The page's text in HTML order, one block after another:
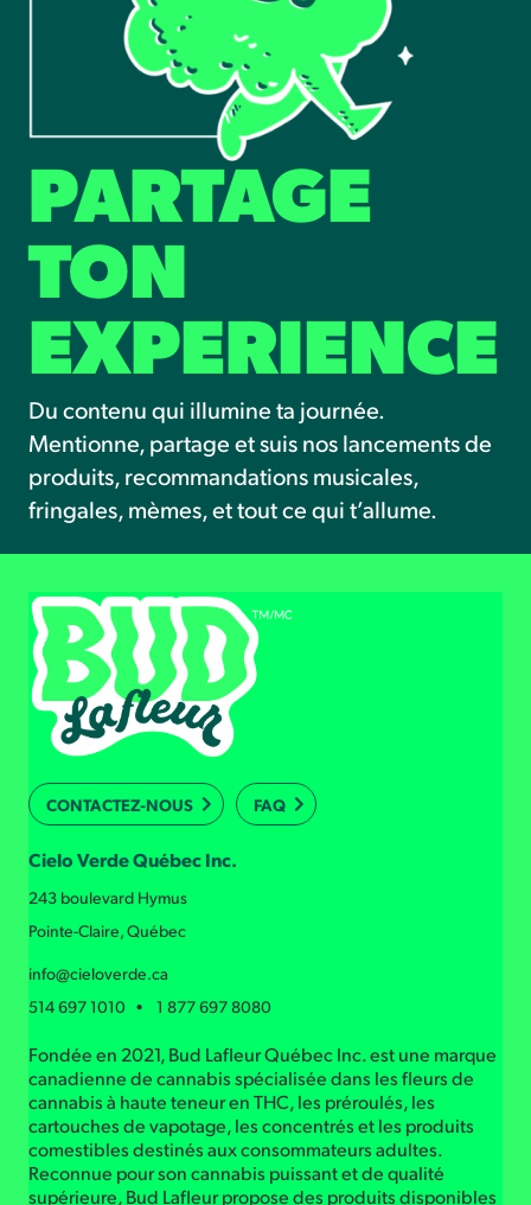
PARTAGE
TON
EXPERIENCE
Du contenu qui illumine ta journée.
Mentionne, partage et suis nos lancements de
produits, recommandations musicales,
fringales, mèmes, et tout ce qui t’allume.
CONTACTEZ-NOUS FAQ
Cielo Verde Québec Inc.
243 boulevard Hymus
Pointe-Claire, Québec
info@cieloverde.ca
514 697 1010 • 1 877 697 8080
Fondée en 2021, Bud Lafleur Québec Inc. est une marque
canadienne de cannabis spécialisée dans les fleurs de
cannabis à haute teneur en THC, les préroulés, les
cartouches de vapotage, les concentrés et les produits
comestibles destinés aux consommateurs adultes.
Reconnue pour son cannabis puissant et de qualité
supérieure, Bud Lafleur propose des produits disponibles